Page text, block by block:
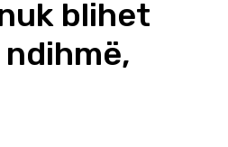
blihet